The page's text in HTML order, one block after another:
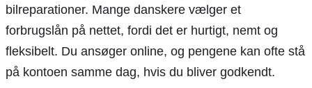
bilreparationer. Mange danskere vælger et
forbrugslån på nettet, fordi det er hurtigt, nemt og
fleksibelt. Du ansøger online, og pengene kan ofte stå
på kontoen samme dag, hvis du bliver godkendt.